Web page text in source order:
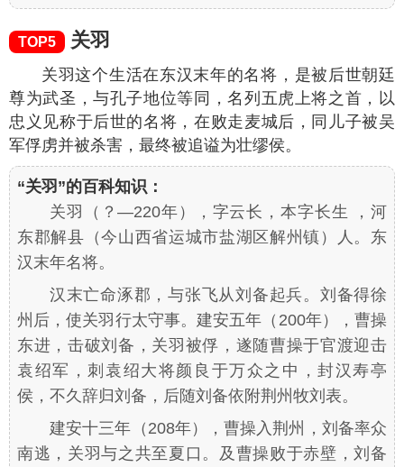
TOP5 关羽
关羽这个生活在东汉末年的名将，是被后世朝廷
尊为武圣，与孔子地位等同，名列五虎上将之首，以
忠义见称于后世的名将，在败走麦城后，同儿子被吴
军俘虏并被杀害，最终被追谥为壮缪侯。
“关羽”的百科知识：
关羽（？—220年），字云长，本字长生 ，河
东郡解县（今山西省运城市盐湖区解州镇）人。东
汉末年名将。
汉末亡命涿郡，与张飞从刘备起兵。刘备得徐
州后，使关羽行太守事。建安五年（200年），曹操
东进，击破刘备，关羽被俘，遂随曹操于官渡迎击
袁绍军，刺袁绍大将颜良于万众之中，封汉寿亭
侯，不久辞归刘备，后随刘备依附荆州牧刘表。
建安十三年（208年），曹操入荆州，刘备率众
南逃，关羽与之共至夏口。及曹操败于赤壁，刘备